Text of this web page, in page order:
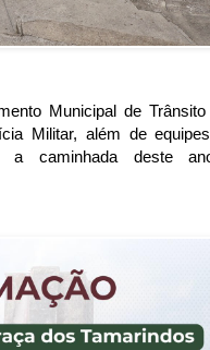
Municipal de
Militar, além de
a caminhada deste